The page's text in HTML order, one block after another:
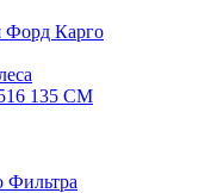
Форд Карго
135 CM
Фильтра